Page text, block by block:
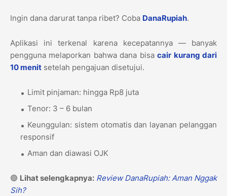
Ingin dana darurat tanpa ribet? Coba DanaRupiah.
Aplikasi ini terkenal karena kecepatannya — banyak
pengguna melaporkan bahwa dana bisacair kurang dari
10 menit setelah pengajuan disetujui.
Limit pinjaman: hingga Rp8 juta
Tenor: 3 – 6 bulan
Keunggulan: sistem otomatis dan layanan pelanggan
responsif
Aman dan diawasi OJK
🟢 Lihat selengkapnya: Review DanaRupiah: Aman Nggak
Sih?